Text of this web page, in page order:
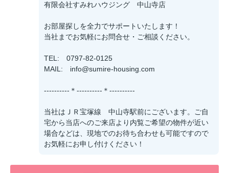
有限会社すみれハウジング 中山寺店
お部屋探しを全力でサポートいたします！
当社までお気軽にお問合せ・ご相談ください。
TEL: 0797-82-0125
MAIL: info@sumire-housing.com
----------＊----------＊----------
当社はＪＲ宝塚線 中山寺駅前にございます。ご自
宅から当店へのご来店より内覧ご希望の物件が近い
場合などは、現地でのお待ち合わせも可能ですので
お気軽にお申し付けください！